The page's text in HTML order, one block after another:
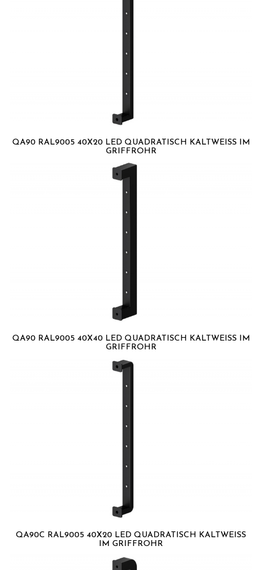
QA90 RAL9005 40X20 LED QUADRATISCH KALTWEISS IM G
RIFFROHR
QA90 RAL9005 40X40 LED QUADRATISCH KALTWEISS IM G
RIFFROHR
QA90C RAL9005 40X20 LED QUADRATISCH KALTWEISS I
M GRIFFROHR